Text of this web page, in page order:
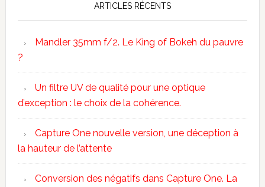
ARTICLES RÉCENTS
Mandler 35mm f/2. Le King of Bokeh du pauvre
?
Un filtre UV de qualité pour une optique
d’exception : le choix de la cohérence.
Capture One nouvelle version, une déception à
la hauteur de l’attente
Conversion des négatifs dans Capture One. La